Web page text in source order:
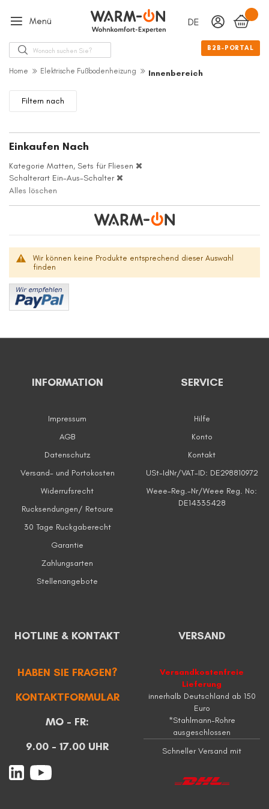
Menü
Suche
Sprache
DEUTSCH
B2B-PORTAL
Home Elektrische Fußbodenheizung Innenbereich
Wir können keine Produkte entsprechend dieser Auswahl
finden
Filtern nach
Einkaufen Nach
Kategorie Matten, Sets für Fliesen
Schalterart Ein-Aus-Schalter
Alles löschen
INFORMATION
Impressum
AGB
Datenschutz
Versand- und Portokosten
Widerrufsrecht
Rucksendungen/ Retoure
30 Tage Ruckgaberecht
Garantie
Zahlungsarten
Stellenangebote
SERVICE
Hilfe
Konto
Kontakt
USt-IdNr/VAT-ID: DE298810972
Weee-Reg.-Nr/Weee Reg. No:
DE14335428
HOTLINE & KONTAKT
HABEN SIE FRAGEN?
KONTAKTFORMULAR
MO - FR:
9.00 - 17.00 UHR
VERSAND
Versandkostenfreie
Lieferung
innerhalb Deutschland ab 150
Euro
*Stahlmann-Rohre
ausgeschlossen
Schneller Versand mit